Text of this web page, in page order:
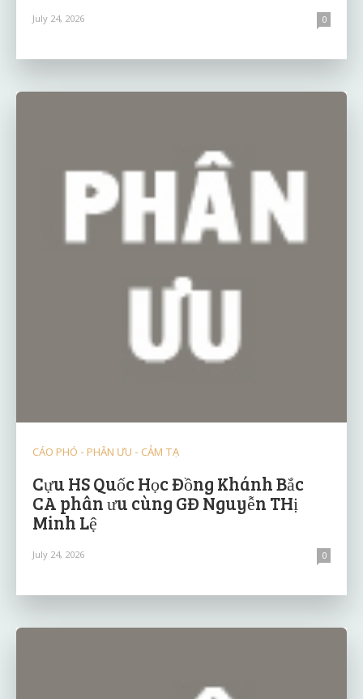
July 24, 2026 0
CÁO PHÓ - PHÂN ƯU - CẢM TẠ
Cựu HS Quốc Học Đồng Khánh Bắc
CA phân ưu cùng GĐ Nguyễn THị
Minh Lệ
July 24, 2026 0